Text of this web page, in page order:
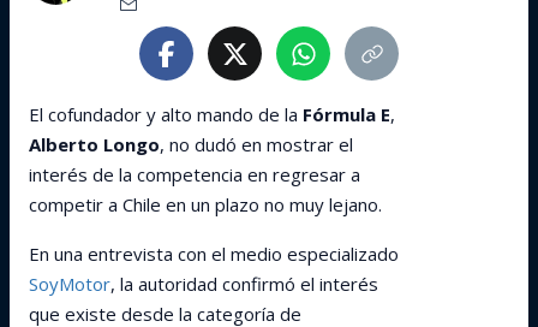
El cofundador y alto mando de la Fórmula E,
Alberto Longo, no dudó en mostrar el
interés de la competencia en regresar a
competir a Chile en un plazo no muy lejano.
En una entrevista con el medio especializado
SoyMotor, la autoridad confirmó el interés
que existe desde la categoría de